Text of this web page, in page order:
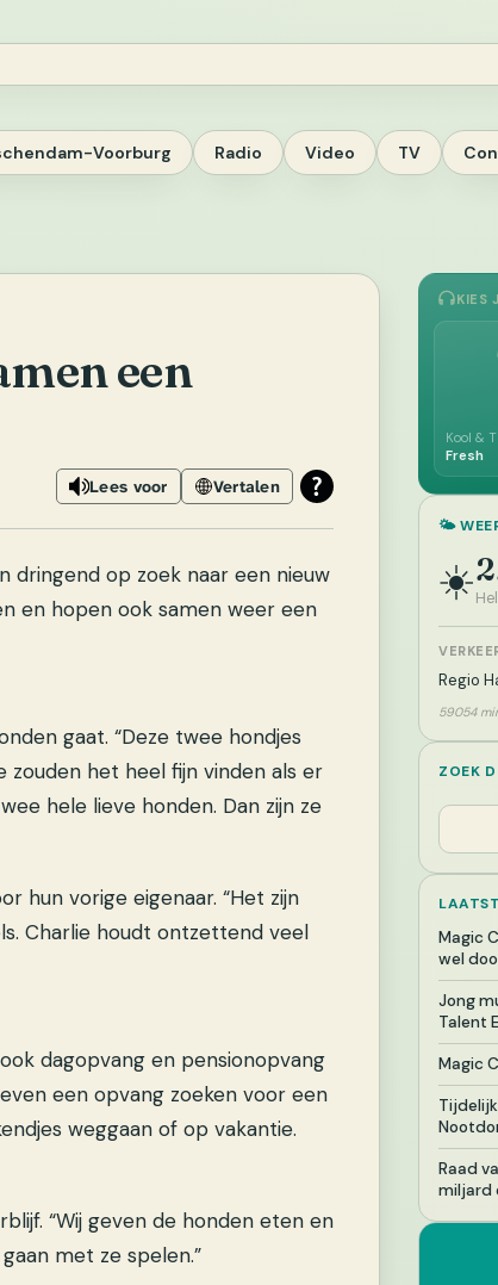
Voorburg Radio Video TV
een
Lees voor Vertalen
dringend op zoek naar een nieuw
en hopen ook samen weer een
gaat. “Deze twee hondjes
zouden het heel fijn vinden als er
hele lieve honden. Dan zijn ze
hun vorige eigenaar. “Het zijn
Charlie houdt ontzettend veel
dagopvang en pensionopvang
een opvang zoeken voor een
weggaan of op vakantie.
“Wij geven de honden eten en
met ze spelen.”
KIES
Kool &
Fresh
🌤️
☀️
Regio
59054
ZOEK
Magic
wel
Jong
Talent
Magic
Raad
miljard